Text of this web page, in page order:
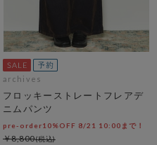
archives
フロッキーストレートフレアデ
ニムパンツ
pre-order10%OFF 8/21 10:00まで！
￥8,800